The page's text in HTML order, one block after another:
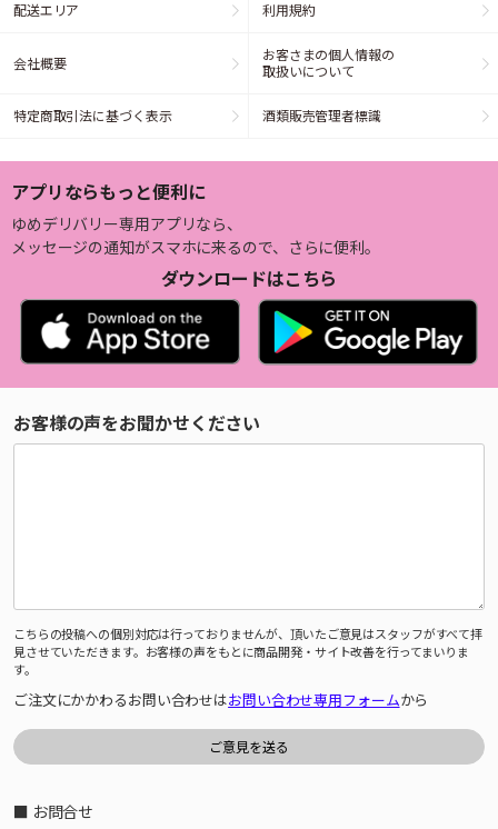
配送エリア 利用規約
会社概要
お客さまの個人情報の
取扱いについて
特定商取引法に基づく表示 酒類販売管理者標識
アプリならもっと便利に
ゆめデリバリー専用アプリなら、
メッセージの通知がスマホに来るので、さらに便利。
ダウンロードはこちら
お客様の声をお聞かせください
こちらの投稿への個別対応は行っておりませんが、頂いたご意見はスタッフがすべて拝
見させていただきます。お客様の声をもとに商品開発・サイト改善を行ってまいりま
す。
ご注文にかかわるお問い合わせはお問い合わせ専用フォームから
■ お問合せ